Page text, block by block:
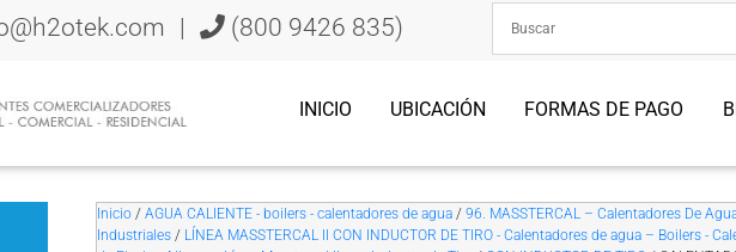
| (800 9426 835)
INICIO UBICACIÓN FORMAS DE PAGO
Inicio /AGUA CALIENTE - boilers - calentadores de agua /96. MASSTERCAL – Calentadores De
Industriales / LÍNEA MASSTERCAL II CON INDUCTOR DE TIRO - Calentadores de agua – Boilers -